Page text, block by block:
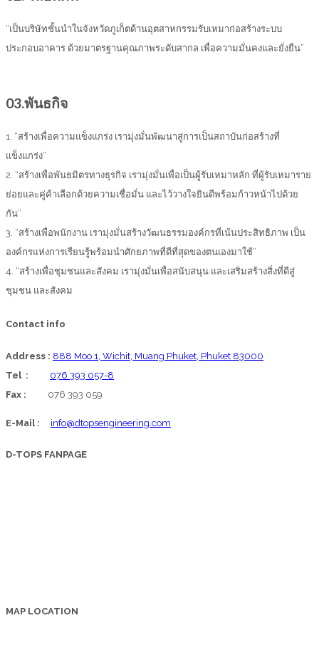
“เป็นบริษัทชั้นนำในจังหวัดภูเก็ตด้านอุตสาหกรรมรับเหมาก่อสร้างระบบ
ประกอบอาคาร ด้วยมาตรฐานคุณภาพระดับสากล เพื่อความมั่นคงและยั่งยืน”
03.พันธกิจ
1. “สร้างเพื่อความแข็งแกร่ง เรามุ่งมั่นพัฒนาสู่การเป็นสถาบันก่อสร้างที่
แข็งแกร่ง”
2. “สร้างเพื่อพันธมิตรทางธุรกิจ เรามุ่งมั่นเพื่อเป็นผู้รับเหมาหลัก ที่ผู้รับเหมาราย
ย่อยและคู่ค้าเลือกด้วยความเชื่อมั่น และไว้วางใจยินดีพร้อมก้าวหน้าไปด้วย
กัน”
3. “สร้างเพื่อพนักงาน เรามุ่งมั่นสร้างวัฒนธรรมองค์กรที่เน้นประสิทธิภาพ เป็น
องค์กรแห่งการเรียนรู้พร้อมนำศักยภาพที่ดีที่สุดของตนเองมาใช้”
4. “สร้างเพื่อชุมชนและสังคม เรามุ่งมั่นเพื่อสนับสนุน และเสริมสร้างสิ่งที่ดีสู่
ชุมชน และสังคม
Contact info
Address : 888 Moo 1, Wichit, Muang Phuket, Phuket 83000
Tel : 076 393 057-8
Fax : 076 393 059
E-Mail : info@dtopsengineering.com
D-TOPS FANPAGE
MAP LOCATION